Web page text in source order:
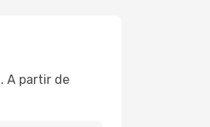
A partir de